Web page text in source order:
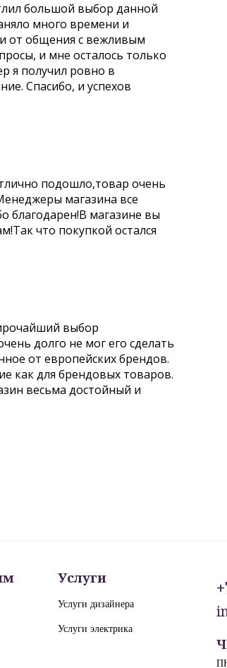
большой выбор данной
много времени и
от общения с вежливым
и мне осталось только
я получил ровно в
Спасибо, и успехов
подошло,товар очень
магазина все
благодарен!В магазине вы
что покупкой остался
выбор
долго не мог его сделать
от европейских брендов.
как для брендовых товаров.
весьма достойный и
Услуги
Услуги дизайнера
Услуги электрика